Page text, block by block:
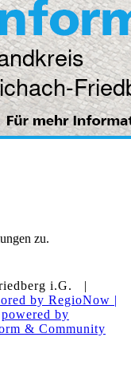
zu.
i.G. |
by RegioNow |
powered by
& Community